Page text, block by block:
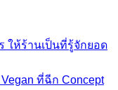
ให้ร้านเป็นที่รู้จักยอด
ที่ฉีก Concept